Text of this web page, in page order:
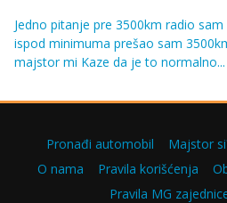
Jedno pitanje pre 3500km radio
ispod minimuma prešao sam
majstor mi Kaze da je to normalno...
Pronađi automobil Majstor
O nama
Pravila korišćenja
Pravila MG